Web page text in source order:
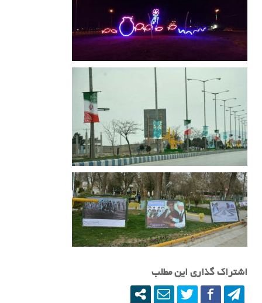
اشتراک گذاری این مطلب